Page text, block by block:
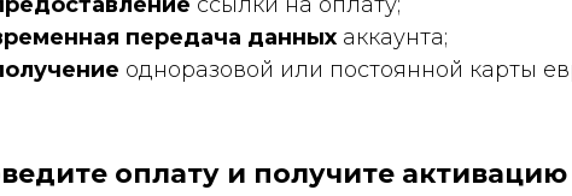
передача данных аккаунта;
одноразовой или постоянной карты
оплату и получите активацию